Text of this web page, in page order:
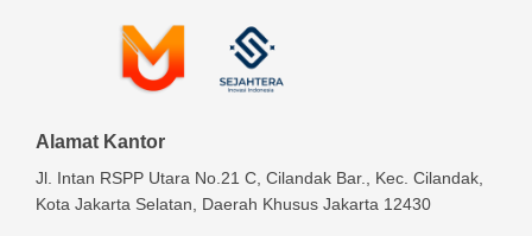
Alamat Kantor
Jl. Intan RSPP Utara No.21 C, Cilandak Bar., Kec. Cilandak,
Kota Jakarta Selatan, Daerah Khusus Jakarta 12430